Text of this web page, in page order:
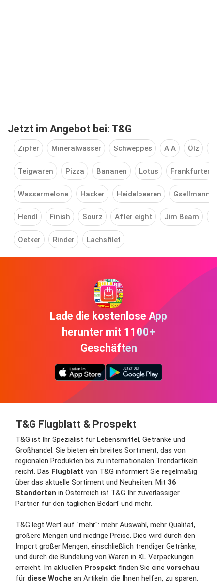
Jetzt im Angebot bei: T&G
Zipfer Mineralwasser Schweppes AIA Ölz
Teigwaren Pizza Bananen Lotus Frankfurter
Wassermelone Hacker Heidelbeeren Gsellmann
Hendl Finish Sourz After eight Jim Beam
Oetker Rinder Lachsfilet
Lade die kostenlose App
herunter mit 1100+
Geschäften
T&G Flugblatt & Prospekt
T&G ist Ihr Spezialist für Lebensmittel, Getränke und
Großhandel. Sie bieten ein breites Sortiment, das von
regionalen Produkten bis zu internationalen Trendartikeln
reicht. Das Flugblatt von T&G informiert Sie regelmäßig
über das aktuelle Sortiment und Neuheiten. Mit 36
Standorten in Österreich ist T&G Ihr zuverlässiger
Partner für den täglichen Bedarf und mehr.
T&G legt Wert auf "mehr": mehr Auswahl, mehr Qualität,
größere Mengen und niedrige Preise. Dies wird durch den
Import großer Mengen, einschließlich trendiger Getränke,
und durch die Bündelung von Waren in XL Verpackungen
erreicht. Im aktuellen Prospekt finden Sie eine vorschau
für diese Woche an Artikeln, die Ihnen helfen, zu sparen.